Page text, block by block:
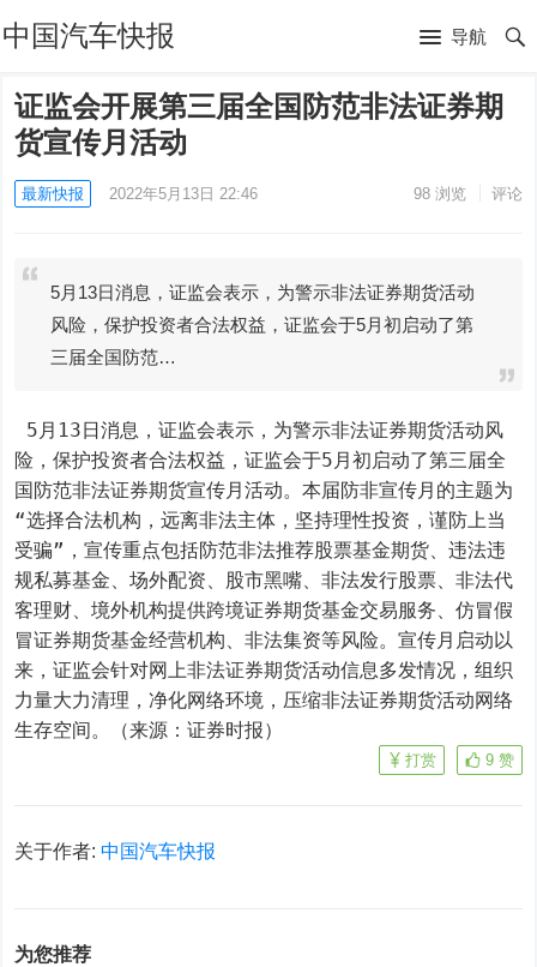
中国汽车快报 导航
证监会开展第三届全国防范非法证券期
货宣传月活动
最新快报 2022年5月13日 22:46 98浏览 评论
5月13日消息，证监会表示，为警示非法证券期货活动
风险，保护投资者合法权益，证监会于5月初启动了第
三届全国防范…
险，保护投资者合法权益，证监会于5月初启动了第三届全
国防范非法证券期货宣传月活动。本届防非宣传月的主题为
“选择合法机构，远离非法主体，坚持理性投资，谨防上当
受骗”，宣传重点包括防范非法推荐股票基金期货、违法违
规私募基金、场外配资、股市黑嘴、非法发行股票、非法代
客理财、境外机构提供跨境证券期货基金交易服务、仿冒假
冒证券期货基金经营机构、非法集资等风险。宣传月启动以
来，证监会针对网上非法证券期货活动信息多发情况，组织
力量大力清理，净化网络环境，压缩非法证券期货活动网络
生存空间。（来源：证券时报）
9 赞
打赏
关于作者:中国汽车快报
为您推荐